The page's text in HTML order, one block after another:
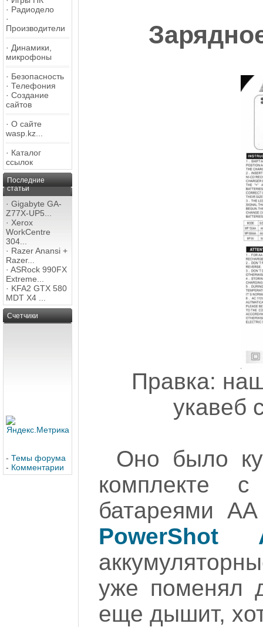
· Радиодело
·
Производители
· Динамики,
микрофоны
· Безопасность
· Телефония
· Создание
сайтов
· О сайте
wasp.kz...
· Каталог
ссылок
Последние
статьи
· Gigabyte GA-
Z77X-UP5...
· Xerox
WorkCentre
304...
· Razer Anansi +
Razer...
· ASRock 990FX
Extreme...
· KFA2 GTX 580
MDT X4 ...
Счетчики
- Темы форума
- Комментарии
Правка:
укавеб
Оно было
комплекте с
батареями
PowerShot
уже поменял
еще дышит,